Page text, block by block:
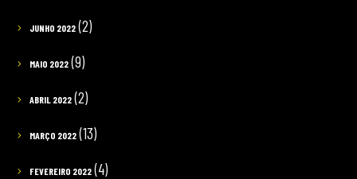
JUNHO 2022(2)
MAIO 2022(9)
ABRIL 2022(2)
MARÇO 2022(13)
FEVEREIRO 2022(4)